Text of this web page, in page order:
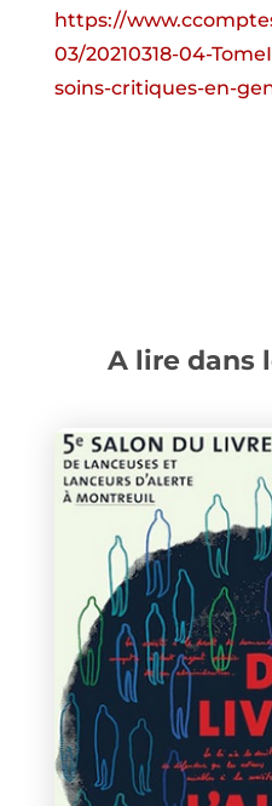
https://
03/20210318-04-
soins-critiques-en-
A lire dans